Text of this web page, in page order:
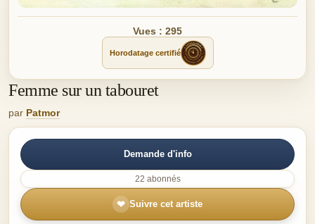
Vues : 295
Horodatage certifié
Femme sur un tabouret
par Patmor
Demande d'info
22 abonnés
❤ Suivre cet artiste